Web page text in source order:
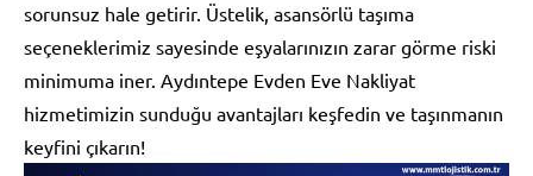
sorunsuz hale getirir. Üstelik, asansörlü taşıma
seçeneklerimiz sayesinde eşyalarınızın zarar görme riski
minimuma iner. Aydıntepe Evden Eve Nakliyat
hizmetimizin sunduğu avantajları keşfedin ve taşınmanın
keyfini çıkarın!